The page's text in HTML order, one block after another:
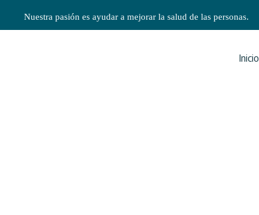
Nuestra pasión es ayudar a mejorar la salud de las personas.
Inicio